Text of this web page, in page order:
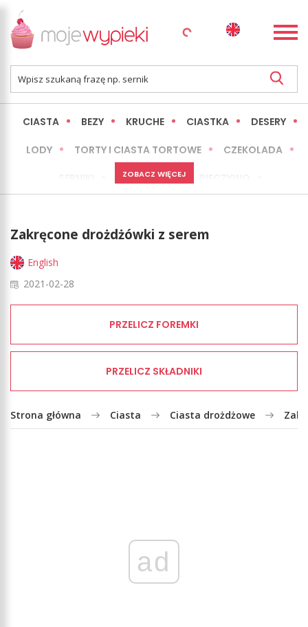
CIASTA BEZY KRUCHE CIASTKA DESERY
LODY TORTY I CIASTA TORTOWE CZEKOLADA
MINI WYPIEKI
LŻEJSZE / ZDROWSZE INNE
ZOBACZ WIĘCEJ
Zakręcone drożdżówki z serem
English
2021-02-28
PRZELICZ FOREMKI
PRZELICZ SKŁADNIKI
Strona główna Ciasta Ciasta drożdżowe
ad